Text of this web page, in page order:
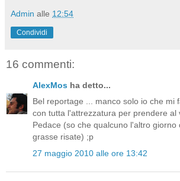
Admin alle 12:54
Condividi
16 commenti:
AlexMos ha detto...
Bel reportage ... manco solo io che mi
con tutta l'attrezzatura per prendere al
Pedace (so che qualcuno l'altro giorno
grasse risate) ;p
27 maggio 2010 alle ore 13:42